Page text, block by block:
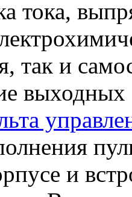
тока,
так и
выходных
и